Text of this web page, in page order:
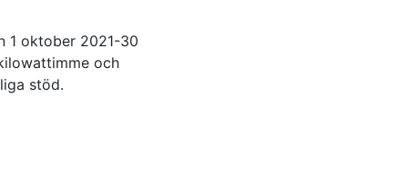
1 oktober 2021-30
och
stöd.